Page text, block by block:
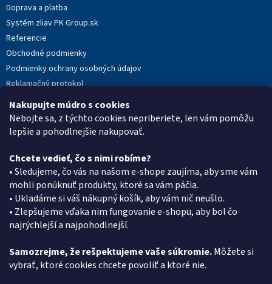
Nakupujte múdro s cookies
Nebojte sa, z týchto cookies nepriberiete, len vám pomôžu
lepšie a pohodlnejšie nakupovať.
Chcete vedieť, čo s nimi robíme?
• Sledujeme, čo vás na našom e-shope zaujíma, aby sme vám
mohli ponúknuť produkty, ktoré sa vám páčia.
• Ukladáme si váš nákupný košík, aby vám nič neušlo.
• Zlepšujeme vďaka nim fungovanie e-shopu, aby bol čo
najrýchlejší a najpohodlnejší.
Samozrejme, že rešpektujeme vaše súkromie.Môžete si
vybrať, ktoré cookies chcete povoliť a ktoré nie.
Doprava a platba
Systém zliav PK Group.sk
Referencie
Obchodné podmienky
Podmienky ochrany osobných údajov
Reklamačný protokol
Novinky
Moja objednávka
Kontakt
eshop@pkgroup.sk
+420739079933
+420734621131
Vyhľadávanie